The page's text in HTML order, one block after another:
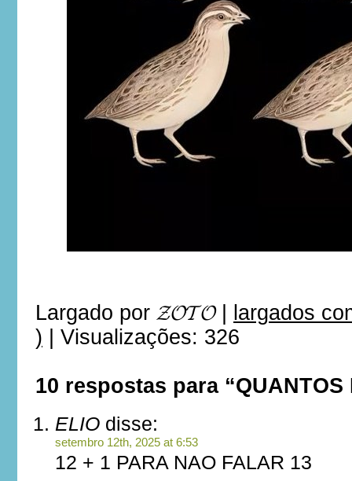
Largado por 𝓩𝓞𝓣𝓞|
largados
)
Visualizações: 326
10 respostas para “QUANTOS
ELIO disse:
setembro 12th, 2025 at 6:53
12 + 1 PARA NAO FALAR 13